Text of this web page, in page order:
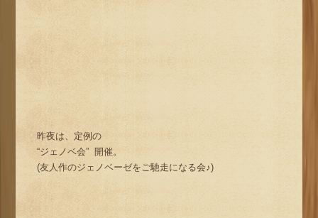
昨夜は、定例の
“ジェノベ会” 開催。
(友人作のジェノベーゼをご馳走になる会♪)